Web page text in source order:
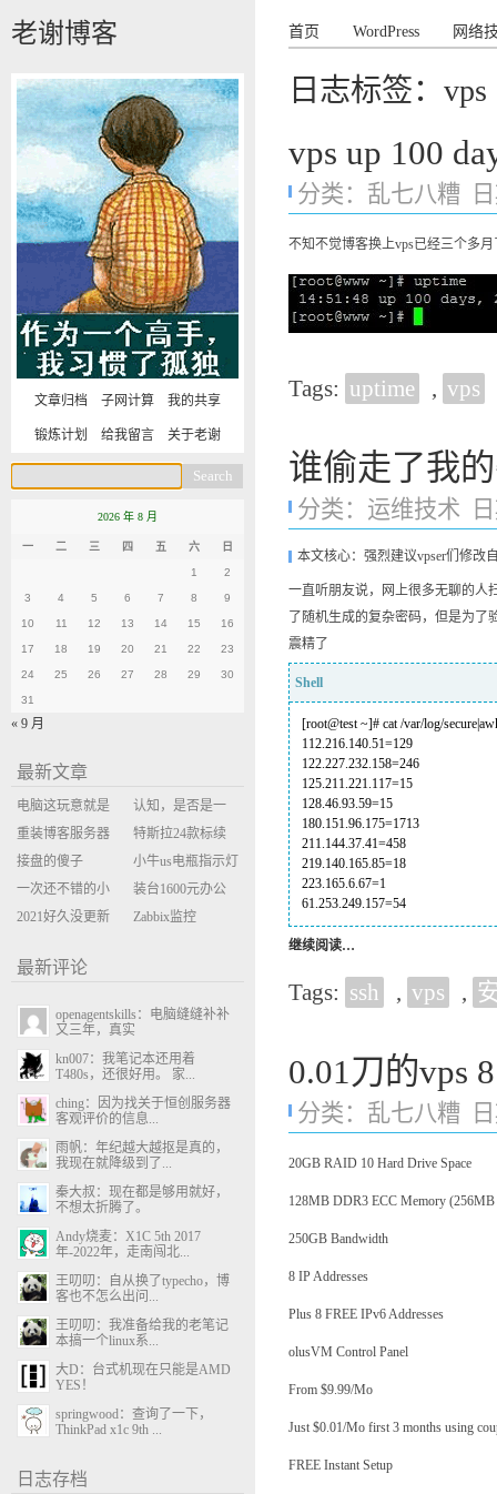
老谢博客 首页 WordPress 网络
日志标签：vps
vps up 100
分类： 乱七八糟
不知不觉博客换上vps已经三个多
Tags: uptime , vps
谁偷走了我
分类： 运维技术
本文核心：强烈建议vpser们修改
一直听朋友说，网上很多无聊的人
了随机生成的复杂密码，但是为
震精了
Shell
[root@test ~]# cat /var/log/
112.216.140.51=129
122.227.232.158=246
125.211.221.117=15
128.46.93.59=15
180.151.96.175=1713
211.144.37.41=458
219.140.165.85=18
223.165.6.67=1
61.253.249.157=54
继续阅读…
Tags: ssh , vps ,
0.01刀的vps
分类： 乱七八糟
20GB RAID 10 Hard Drive Space
128MB DDR3 ECC Memory
250GB Bandwidth
8 IP Addresses
Plus 8 FREE IPv6 Addresses
olusVM Control Panel
From $9.99/Mo
Just $0.01/Mo first 3 months using
FREE Instant Setup
文章归档 子网计算 我的共享
锻炼计划 给我留言 关于老谢
2026 年 8 月
一 二 三 四 五 六 日
1 2
3 4 5 6 7 8 9
10 11 12 13 14 15 16
17 18 19 20 21 22 23
24 25 26 27 28 29 30
31
« 9 月
最新文章
电脑这玩意就是
缝缝补补的事
认知，是否是一
座大山？当架构
决策变成配置清
单比价
重装博客服务器
环境
特斯拉24款标续
Model Y 2万公里
使用体验
接盘的傻子
小牛us电瓶指示灯
闪三次不上电
一次还不错的小
米售后体验
装台1600元办公
主机
2021好久没更新
Zabbix监控
最新评论
openagentskills：电脑缝缝补补
又三年，真实
kn007：我笔记本还用着
T480s，还很好用。 家...
ching：因为找关于恒创服务器
客观评价的信息...
雨帆：年纪越大越抠是真的，
我现在就降级到了...
秦大叔：现在都是够用就好，
不想太折腾了。
Andy烧麦：X1C 5th 2017
年-2022年，走南闯北...
王叨叨：自从换了typecho，博
客也不怎么出问...
王叨叨：我准备给我的老笔记
本搞一个linux系...
大D：台式机现在只能是AMD
YES！
springwood：查询了一下，
ThinkPad x1c 9th ...
日志存档